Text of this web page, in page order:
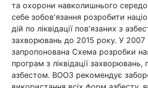
та охорони навколишнього
себе зобов'язання розробити
дій по ліквідації пов'язаних з
захворювань до 2015 року. У 2007
запропонована Схема розробки
програм з ліквідації захворювань,
азбестом. ВООЗ рекомендує